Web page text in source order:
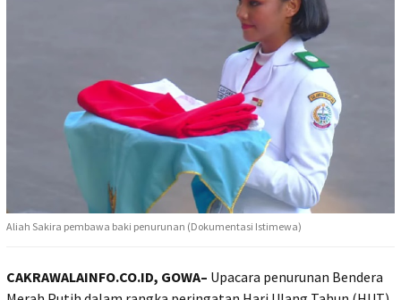
Aliah Sakira pembawa baki penurunan (Dokumentasi Istimewa)
CAKRAWALAINFO.CO.ID, GOWA– Upacara penurunan Bendera